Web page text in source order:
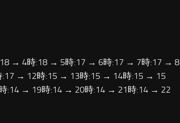
→ 4時:18 → 5時:17 → 6時:17 → 7時:17 → 8
→ 12時:15 → 13時:15 → 14時:15 → 15
:14 → 19時:14 → 20時:14 → 21時:14 → 22